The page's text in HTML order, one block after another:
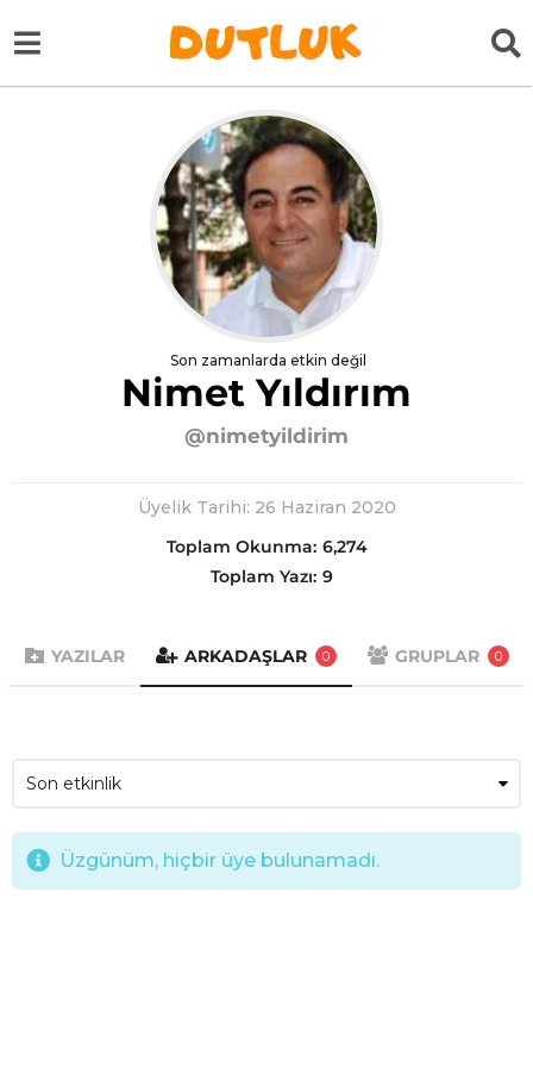
Son zamanlarda etkin değil
Nimet Yıldırım
@nimetyildirim
Üyelik Tarihi: 26 Haziran 2020
Toplam Okunma: 6,274
Toplam Yazı: 9
YAZILAR ARKADAŞLAR 0 GRUPLAR 0
Üzgünüm, hiçbir üye bulunamadı.